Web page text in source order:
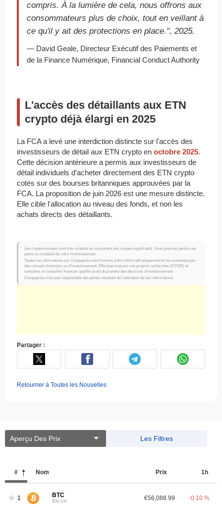
compris. À la lumière de cela, nous offrons aux
consommateurs plus de choix, tout en veillant à
ce qu'il y ait des protections en place.", 2025.
— David Geale, Directeur Exécutif des Paiements et
de la Finance Numérique, Financial Conduct Authority
L'accès des détaillants aux ETN
crypto déjà élargi en 2025
La FCA a levé une interdiction distincte sur l'accès des
investisseurs de détail aux ETN crypto en octobre 2025.
Cette décision antérieure a permis aux investisseurs de
détail individuels d'acheter directement des ETN crypto
cotés sur des bourses britanniques approuvées par la
FCA. La proposition de juin 2026 est une mesure distincte.
Elle cible l'allocation au niveau des fonds, et non les
achats directs des détaillants.
Les cryptomonnaies sont très volatiles et comportent des risques significatifs. Vous pourriez perdre une
partie ou la totalité de votre investissement.
Toutes les informations sur Coinpaprika sont fournies à titre informatif uniquement et ne constituent pas
des conseils financiers ou d'investissement. Effectuez toujours vos propres recherches (DYOR) et
consultez un conseiller financier qualifié avant de prendre des décisions d'investissement.
Coinpaprika n'est pas responsable des pertes résultant de l'utilisation de ces informations.
Partager :
Retourner à Toutes les Nouvelles
Aperçu Des Prix Les Filtres
# Nom Prix ​​ 1h
1 BTC
Bitcoin €56,088.99 -0.10 %